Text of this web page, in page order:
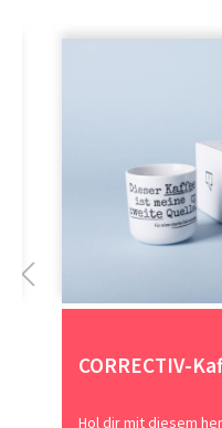
CORRECTIV-
Hol dir mit diesem